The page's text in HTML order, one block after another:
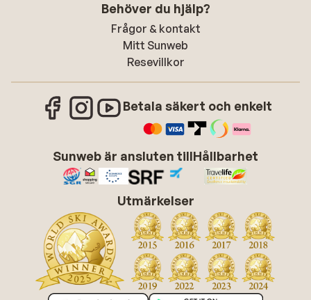
Behöver du hjälp?
Frågor & kontakt
Mitt Sunweb
Resevillkor
Betala säkert och enkelt
Sunweb är ansluten tillHållbarhet
Utmärkelser